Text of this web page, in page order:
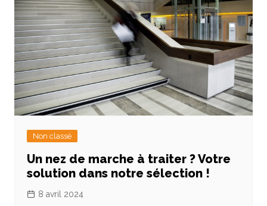
Non classé
Un nez de marche à traiter ? Votre
solution dans notre sélection !
8 avril 2024